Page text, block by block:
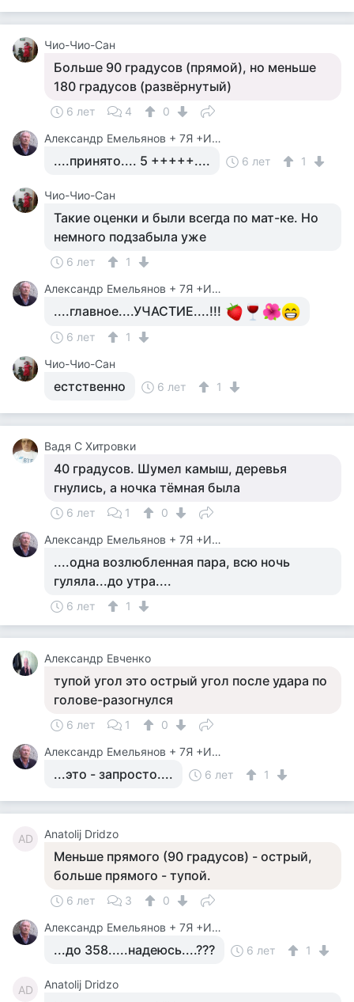
Чио-Чио-Сан
Больше 90 градусов (прямой), но меньше
180 градусов (развёрнутый)
6 лет 4
0
Александр Емельянов + 7Я +Инструктор Туризма
....принято.... 5 +++++.... 6 лет 1
Чио-Чио-Сан
Такие оценки и были всегда по мат-ке. Но
немного подзабыла уже
6 лет
1
Александр Емельянов + 7Я +Инструктор Туризма
....главное....УЧАСТИЕ....!!!
6 лет
1
Чио-Чио-Сан
естственно 6 лет 1
Вадя С Хитровки
40 градусов. Шумел камыш, деревья
гнулись, а ночка тёмная была
6 лет 1
0
Александр Емельянов + 7Я +Инструктор Туризма
....одна возлюбленная пара, всю ночь
гуляла...до утра....
6 лет 1
Александр Евченко
тупой угол это острый угол после удара по
голове-разогнулся
6 лет 1
0
Александр Емельянов + 7Я +Инструктор Туризма
...это - запросто.... 6 лет 1
AD Anatolij Dridzo
Меньше прямого (90 градусов) - острый,
больше прямого - тупой.
6 лет 3
0
Александр Емельянов + 7Я +Инструктор Туризма
...до 358.....надеюсь....??? 6 лет 1
AD Anatolij Dridzo